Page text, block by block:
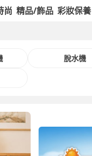
尚 精品/飾品 彩妝保養
脫水機